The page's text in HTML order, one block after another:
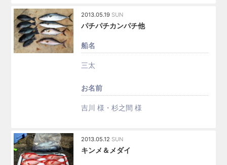
2013.05.19 SUN
パチパチカンパチ他
船名
三太
お名前
吉川 様・杉之間 様
2013.05.12 SUN
キンメ＆メダイ